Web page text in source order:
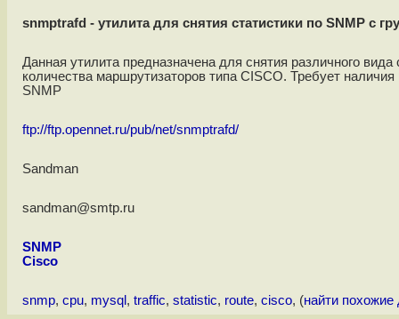
snmptrafd - утилита для снятия статистики по SNMP с
Данная утилита предназначена для снятия различного
количества маршрутизаторов типа CISCO. Требует
SNMP
ftp://ftp.opennet.ru/pub/net/snmptrafd/
Sandman
sandman@smtp.ru
SNMP
Cisco
snmp, cpu, mysql , traffic, statistic, route, cisco, (найти похожие